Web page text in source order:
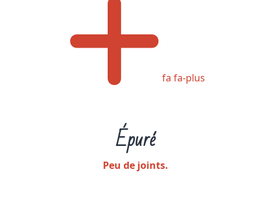
fa fa-plus
Épuré
Peu de joints.